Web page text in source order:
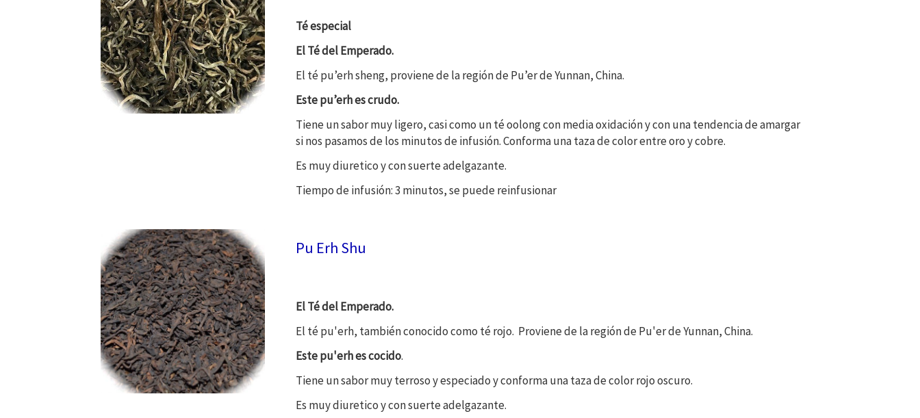
Té especial
El Té del Emperado.
El té pu’erh sheng, proviene de la región de Pu’er de Yunnan, China.
Este pu’erh es crudo.
Tiene un sabor muy ligero, casi como un té oolong con media oxidación y con una tendencia de amargar
si nos pasamos de los minutos de infusión. Conforma una taza de color entre oro y cobre.
Es muy diuretico y con suerte adelgazante.
Tiempo de infusión: 3 minutos, se puede reinfusionar
Pu Erh Shu
El Té del Emperado.
El té pu'erh, también conocido como té rojo. Proviene de la región de Pu'er de Yunnan, China.
Este pu'erh es cocido.
Tiene un sabor muy terroso y especiado y conforma una taza de color rojo oscuro.
Es muy diuretico y con suerte adelgazante.